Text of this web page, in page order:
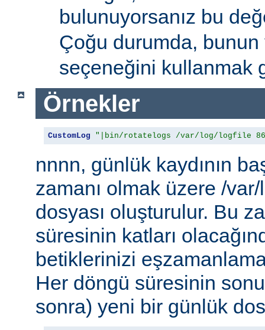
bulunuyorsanız bu
Çoğu durumda,
seçeneğini kullanmak
Örnekler
CustomLog "|bin/rotatelogs /var/log/logfile
nnnn, günlük kaydının
zamanı olmak üzere /
dosyası oluşturulur. Bu
süresinin katları
betiklerinizi
Her döngü süresinin
sonra) yeni bir günlük